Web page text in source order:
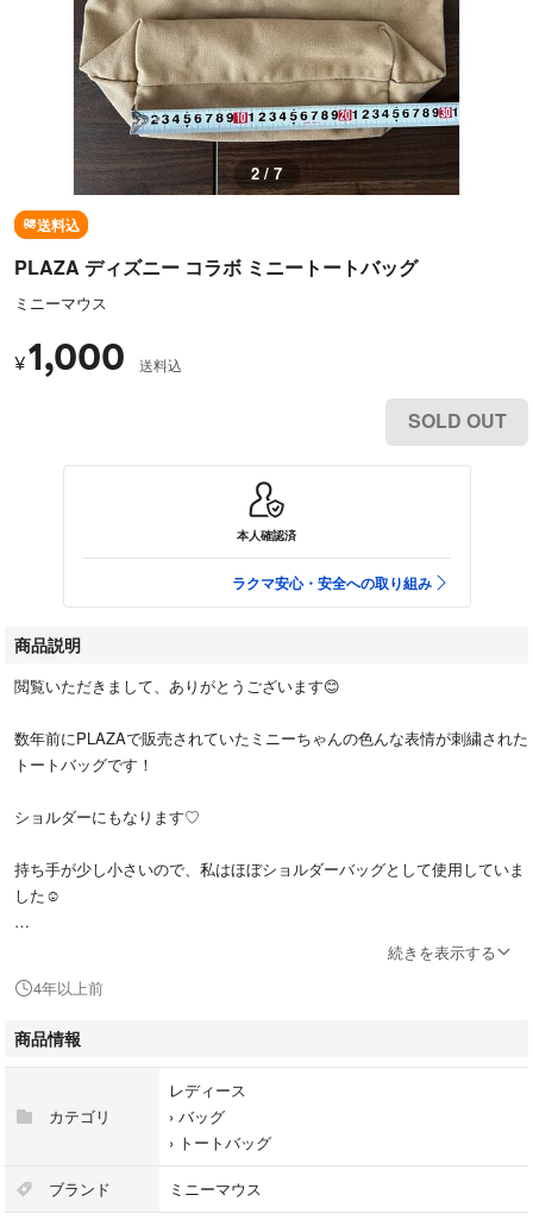
2 / 7
送料込
PLAZA ディズニー コラボ ミニートートバッグ
ミニーマウス
¥1,000 送料込
SOLD OUT
本人確認済
ラクマ安心・安全への取り組み
商品説明
閲覧いただきまして、ありがとうございます😊
数年前にPLAZAで販売されていたミニーちゃんの色んな表情が刺繍された
トートバッグです！
ショルダーにもなります♡
持ち手が少し小さいので、私はほぼショルダーバッグとして使用していま
した☺️
使用回数は3回程ですので、汚れや破れなどは無く、キレイな状態です。
また、プロフィール欄をお読みいただき、ご納得された方のみご購入をお
願いいたします🙇‍♀️
続きを表示する
4年以上前
商品情報
カテゴリ
レディース
› バッグ
› トートバッグ
ブランド ミニーマウス